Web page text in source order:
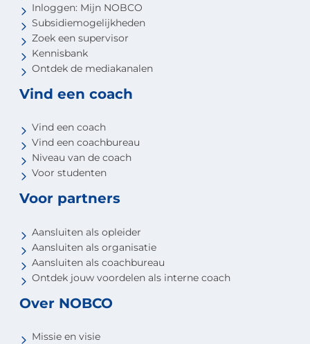
Inloggen: Mijn NOBCO
Subsidiemogelijkheden
Zoek een supervisor
Kennisbank
Ontdek de mediakanalen
Vind een coach
Vind een coach
Vind een coachbureau
Niveau van de coach
Voor studenten
Voor partners
Aansluiten als opleider
Aansluiten als organisatie
Aansluiten als coachbureau
Ontdek jouw voordelen als interne coach
Over NOBCO
Missie en visie